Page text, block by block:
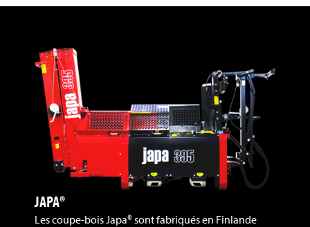
JAPA®
Les coupe-bois Japa® sont fabriqués en Finlande